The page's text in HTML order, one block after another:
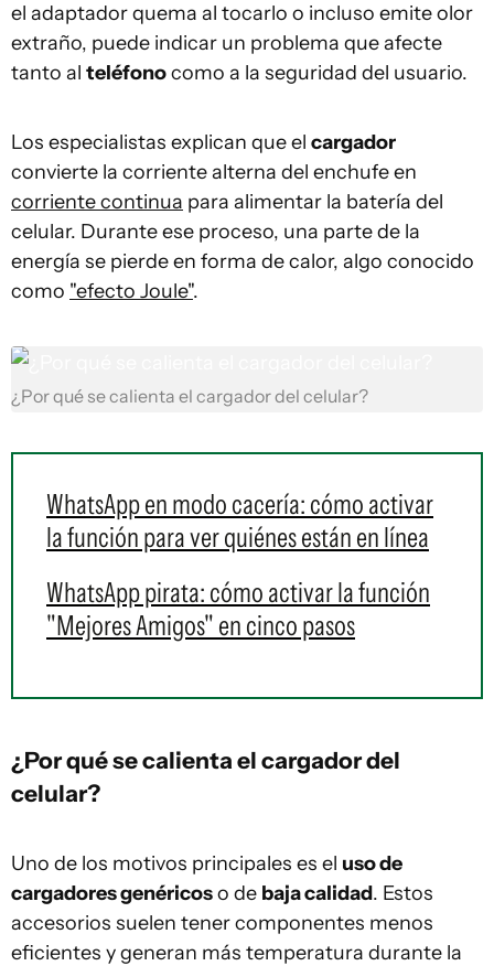
el adaptador quema al tocarlo o incluso emite olor
extraño, puede indicar un problema que afecte
tanto al teléfonocomo a la seguridad del usuario.
Los especialistas explican que el cargador
convierte la corriente alterna del enchufe en
corriente continua para alimentar la batería del
celular. Durante ese proceso, una parte de la
energía se pierde en forma de calor, algo conocido
como "efecto Joule".
¿Por qué se calienta el cargador del celular?
WhatsApp en modo cacería: cómo activar
la función para ver quiénes están en línea
WhatsApp pirata: cómo activar la función
"Mejores Amigos" en cinco pasos
¿Por qué se calienta el cargador del
celular?
Uno de los motivos principales es el uso de
cargadores genéricoso de baja calidad. Estos
accesorios suelen tener componentes menos
eficientes y generan más temperatura durante la